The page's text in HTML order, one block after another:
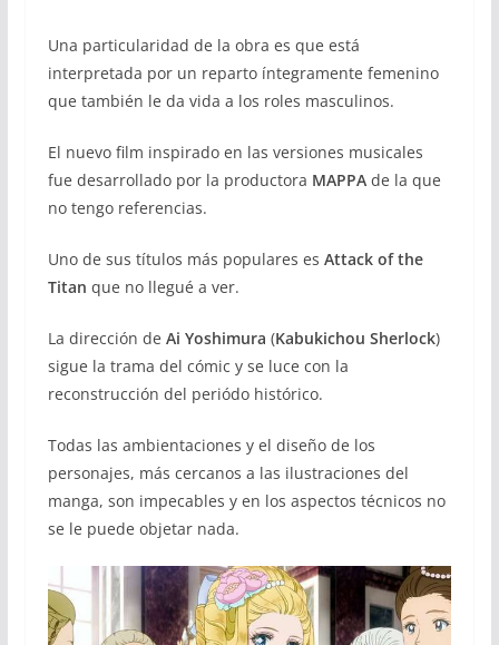
Una particularidad de la obra es que está
interpretada por un reparto íntegramente femenino
que también le da vida a los roles masculinos.
El nuevo film inspirado en las versiones musicales
fue desarrollado por la productora MAPPAde la que
no tengo referencias.
Uno de sus títulos más populares es Attack of the
Titan que no llegué a ver.
La dirección de Ai Yoshimura (Kabukichou Sherlock)
sigue la trama del cómic y se luce con la
reconstrucción del periódo histórico.
Todas las ambientaciones y el diseño de los
personajes, más cercanos a las ilustraciones del
manga, son impecables y en los aspectos técnicos no
se le puede objetar nada.